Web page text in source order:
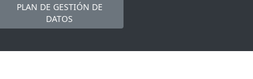
PLAN DE GESTIÓN DE
DATOS